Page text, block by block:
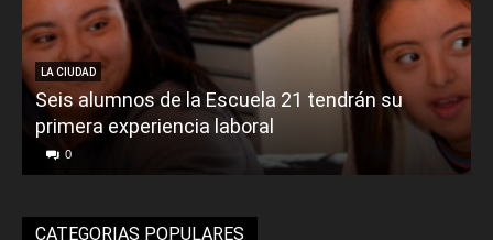
LA CIUDAD
Seis alumnos de la Escuela 21 tendrán su
primera experiencia laboral
0
CATEGORIAS POPULARES